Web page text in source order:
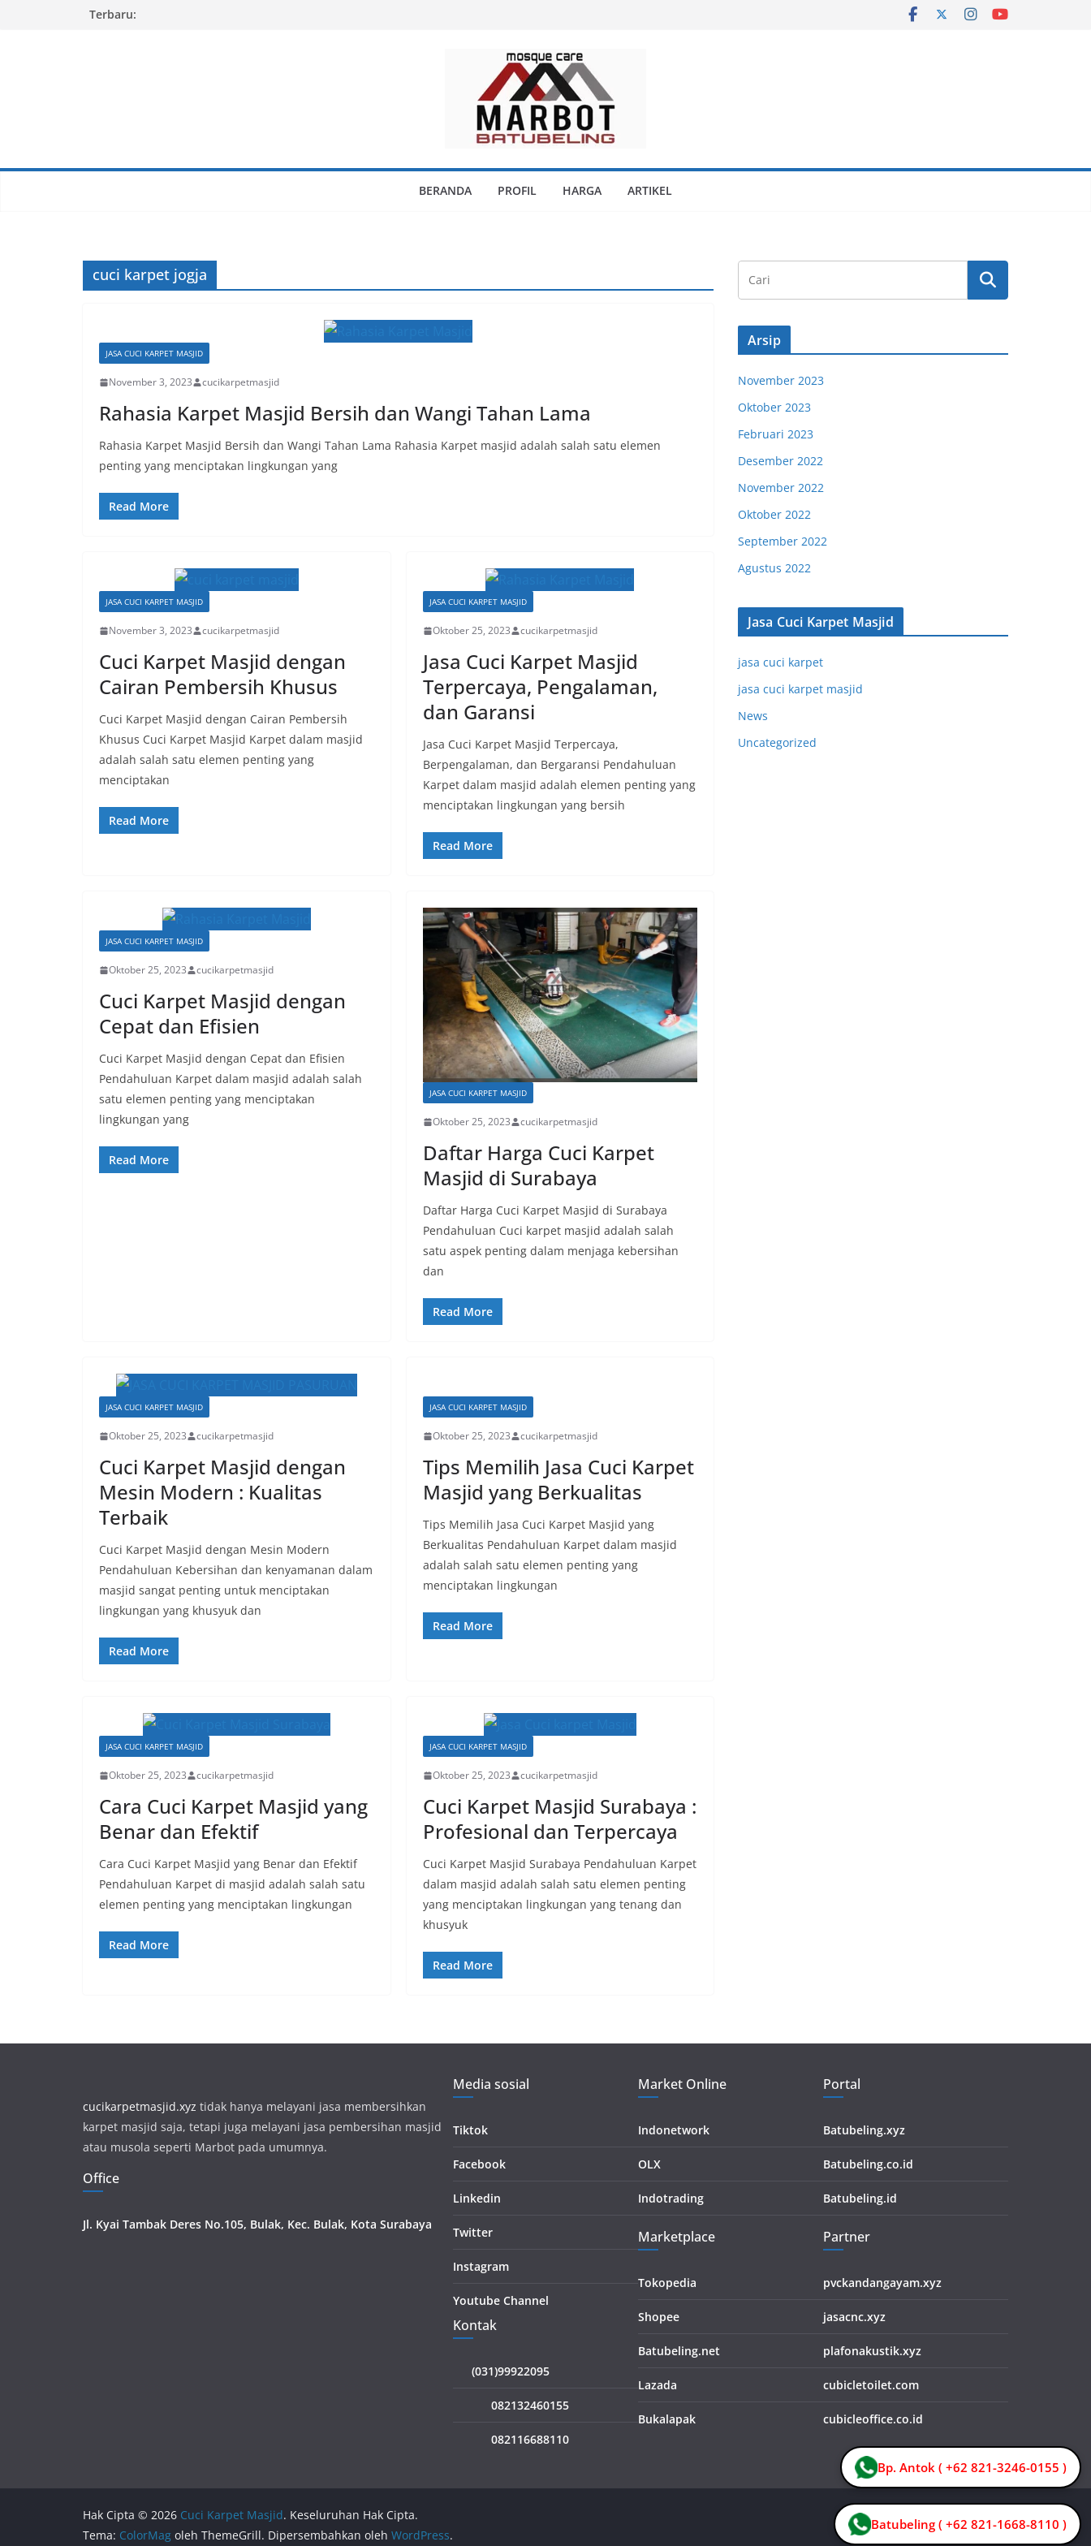
Terbaru:
BERANDA PROFIL HARGA ARTIKEL
cuci karpet jogja
JASA CUCI KARPET MASJID
November 3, 2023 cucikarpetmasjid
Rahasia Karpet Masjid Bersih dan Wangi Tahan Lama
Rahasia Karpet Masjid Bersih dan Wangi Tahan Lama Rahasia Karpet masjid adalah salah satu elemen
penting yang menciptakan lingkungan yang
Read More
JASA CUCI KARPET MASJID
November 3, 2023 cucikarpetmasjid
Cuci Karpet Masjid dengan
Cairan Pembersih Khusus
Cuci Karpet Masjid dengan Cairan Pembersih
Khusus Cuci Karpet Masjid Karpet dalam masjid
adalah salah satu elemen penting yang
menciptakan
Read More
JASA CUCI KARPET MASJID
Oktober 25, 2023 cucikarpetmasjid
Jasa Cuci Karpet Masjid
Terpercaya, Pengalaman,
dan Garansi
Jasa Cuci Karpet Masjid Terpercaya,
Berpengalaman, dan Bergaransi Pendahuluan
Karpet dalam masjid adalah elemen penting yang
menciptakan lingkungan yang bersih
Read More
JASA CUCI KARPET MASJID
Oktober 25, 2023 cucikarpetmasjid
Cuci Karpet Masjid dengan
Cepat dan Efisien
Cuci Karpet Masjid dengan Cepat dan Efisien
Pendahuluan Karpet dalam masjid adalah salah
satu elemen penting yang menciptakan
lingkungan yang
Read More
JASA CUCI KARPET MASJID
Oktober 25, 2023 cucikarpetmasjid
Daftar Harga Cuci Karpet
Masjid di Surabaya
Daftar Harga Cuci Karpet Masjid di Surabaya
Pendahuluan Cuci karpet masjid adalah salah
satu aspek penting dalam menjaga kebersihan
dan
Read More
JASA CUCI KARPET MASJID
Oktober 25, 2023 cucikarpetmasjid
Cuci Karpet Masjid dengan
Mesin Modern : Kualitas
Terbaik
Cuci Karpet Masjid dengan Mesin Modern
Pendahuluan Kebersihan dan kenyamanan dalam
masjid sangat penting untuk menciptakan
lingkungan yang khusyuk dan
Read More
JASA CUCI KARPET MASJID
Oktober 25, 2023 cucikarpetmasjid
Tips Memilih Jasa Cuci Karpet
Masjid yang Berkualitas
Tips Memilih Jasa Cuci Karpet Masjid yang
Berkualitas Pendahuluan Karpet dalam masjid
adalah salah satu elemen penting yang
menciptakan lingkungan
Read More
JASA CUCI KARPET MASJID
Oktober 25, 2023 cucikarpetmasjid
Cara Cuci Karpet Masjid yang
Benar dan Efektif
Cara Cuci Karpet Masjid yang Benar dan Efektif
Pendahuluan Karpet di masjid adalah salah satu
elemen penting yang menciptakan lingkungan
Read More
JASA CUCI KARPET MASJID
Oktober 25, 2023 cucikarpetmasjid
Cuci Karpet Masjid Surabaya :
Profesional dan Terpercaya
Cuci Karpet Masjid Surabaya Pendahuluan Karpet
dalam masjid adalah salah satu elemen penting
yang menciptakan lingkungan yang tenang dan
khusyuk
Read More
Arsip
November 2023
Oktober 2023
Februari 2023
Desember 2022
November 2022
Oktober 2022
September 2022
Agustus 2022
Jasa Cuci Karpet Masjid
jasa cuci karpet
jasa cuci karpet masjid
News
Uncategorized
cucikarpetmasjid.xyz tidak hanya melayani jasa membersihkan
karpet masjid saja, tetapi juga melayani jasa pembersihan masjid
atau musola seperti Marbot pada umumnya.
Office
Jl. Kyai Tambak Deres No.105, Bulak, Kec. Bulak, Kota Surabaya
Bp. Antok ( +62 821-3246-0155 )
Batubeling ( +62 821-1668-8110 )
Media sosial
Tiktok
Facebook
Linkedin
Twitter
Instagram
Youtube Channel
Kontak
(031)99922095
082132460155
082116688110
Market Online
Indonetwork
OLX
Indotrading
Marketplace
Tokopedia
Shopee
Batubeling.net
Lazada
Bukalapak
Portal
Batubeling.xyz
Batubeling.co.id
Batubeling.id
Partner
pvckandangayam.xyz
jasacnc.xyz
plafonakustik.xyz
cubicletoilet.com
cubicleoffice.co.id
Hak Cipta © 2026 Cuci Karpet Masjid. Keseluruhan Hak Cipta.
Tema: ColorMag oleh ThemeGrill. Dipersembahkan oleh WordPress.